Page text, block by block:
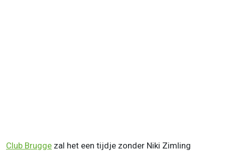
Club Brugge zal het een tijdje zonder Niki Zimling